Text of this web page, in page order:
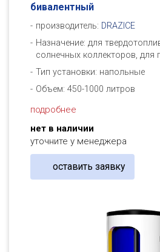
бивалентный
производитель: DRAZICE
Назначение: для
солнечных коллекторов, для
Тип установки: напольные
Объем: 450-1000 литров
подробнее
нет в наличии
уточните у менеджера
оставить заявку